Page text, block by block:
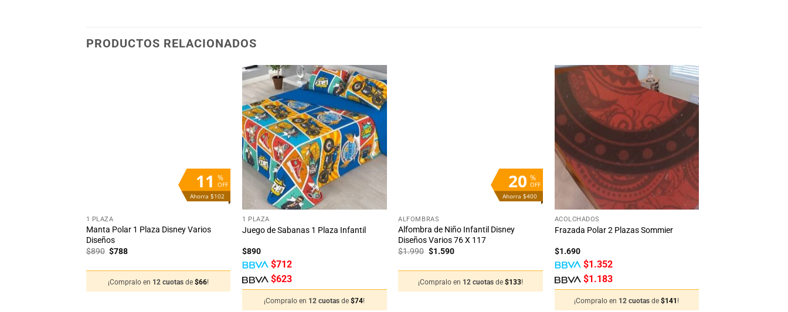
PRODUCTOS RELACIONADOS
%
OFF
11
Ahorra $102
1 PLAZA
Manta Polar 1 Plaza Disney Varios
Diseños
$890 El
$890.
$788El
$788.
¡Compralo en 12 cuotasde$66!
Añadir
a la
lista
de
deseos
1 PLAZA
Juego de Sabanas 1 Plaza Infantil
$890
$712
$623
¡Compralo en 12 cuotasde$74!
%
OFF
20
Ahorra $400
ALFOMBRAS
Alfombra de Niño Infantil Disney
Diseños Varios 76 X 117
$1.990 El
$1.990.
$1.590El
$1.590.
¡Compralo en 12 cuotasde$133!
Añadir
a la
lista
de
deseos
ACOLCHADOS
Frazada Polar 2 Plazas Sommier
$1.690
$1.352
$1.183
¡Compralo en 12 cuotasde$141 !